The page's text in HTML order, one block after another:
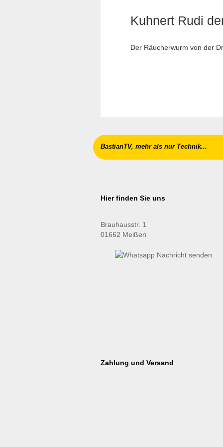
Kuhnert Rudi
Der Räucherwurm von der
BastianTV, mehr als nur Technik...
Hier finden Sie uns
Brauhausstr. 1
01662 Meißen
Zahlung und Versand